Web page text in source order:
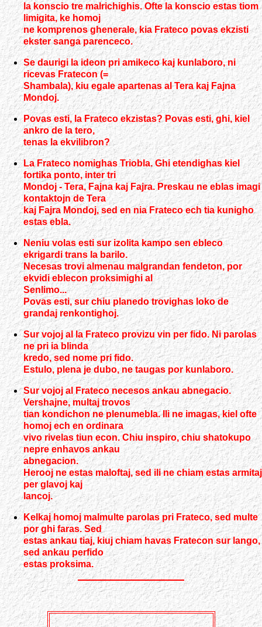
la konscio tre malrichighis. Ofte la konscio estas tiom
limigita, ke homoj
ne komprenos ghenerale, kia Frateco povas ekzisti
ekster sanga parenceco.
Se daurigi la ideon pri amikeco kaj kunlaboro, ni
ricevas Fratecon (=
Shambala), kiu egale apartenas al Tera kaj Fajna
Mondoj.
Povas esti, la Frateco ekzistas? Povas esti, ghi, kiel
ankro de la tero,
tenas la ekvilibron?
La Frateco nomighas Triobla. Ghi etendighas kiel
fortika ponto, inter tri
Mondoj - Tera, Fajna kaj Fajra. Preskau ne eblas imagi
kontaktojn de Tera
kaj Fajra Mondoj, sed en nia Frateco ech tia kunigho
estas ebla.
Neniu volas esti sur izolita kampo sen ebleco
ekrigardi trans la barilo.
Necesas trovi almenau malgrandan fendeton, por
ekvidi eblecon proksimighi al
Senlimo...
Povas esti, sur chiu planedo trovighas loko de
grandaj renkontighoj.
Sur vojoj al la Frateco provizu vin per fido. Ni parolas
ne pri ia blinda
kredo, sed nome pri fido.
Estulo, plena je dubo, ne taugas por kunlaboro.
Sur vojoj al Frateco necesos ankau abnegacio.
Vershajne, multaj trovos
tian kondichon ne plenumebla. Ili ne imagas, kiel ofte
homoj ech en ordinara
vivo rivelas tiun econ. Chiu inspiro, chiu shatokupo
nepre enhavos ankau
abnegacion.
Herooj ne estas maloftaj, sed ili ne chiam estas armitaj
per glavoj kaj
lancoj.
Kelkaj homoj malmulte parolas pri Frateco, sed multe
por ghi faras. Sed
estas ankau tiaj, kiuj chiam havas Fratecon sur lango,
sed ankau perfido
estas proksima.